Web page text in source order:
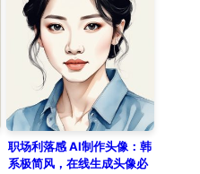
职场利落感 AI制作头像：韩
系极简风，在线生成头像必